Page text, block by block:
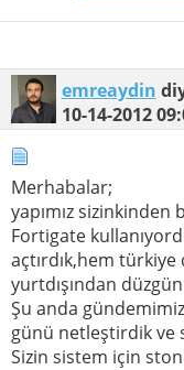
emreaydin
10-14-2012
Merhabalar;
yapımız sizinkinden
Fortigate
açtırdık,hem türkiye
yurtdışından
Şu anda
günü netleştirdik ve
Sizin sistem için